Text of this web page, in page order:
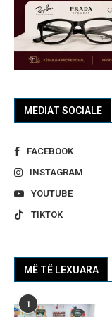
MEDIAT SOCIALE
FACEBOOK
INSTAGRAM
YOUTUBE
TIKTOK
MË TË LEXUARA
1